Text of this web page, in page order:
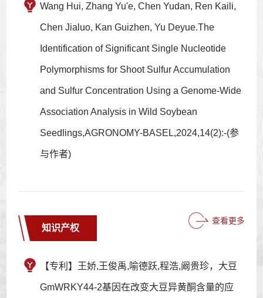
Wang Hui, Zhang Yu'e, Chen Yudan, Ren Kaili,
Chen Jialuo, Kan Guizhen, Yu Deyue.The
Identification of Significant Single Nucleotide
Polymorphisms for Shoot Sulfur Accumulation
and Sulfur Concentration Using a Genome-Wide
Association Analysis in Wild Soybean
Seedlings,AGRONOMY-BASEL,2024,14(2):-(参
与作者)
知识产权
查看更多
【专利】王娇,王俊禹,喻德跃,程浩,阚贵珍，大豆
GmWRKY44-2基因在改变大豆异黄酮含量的应